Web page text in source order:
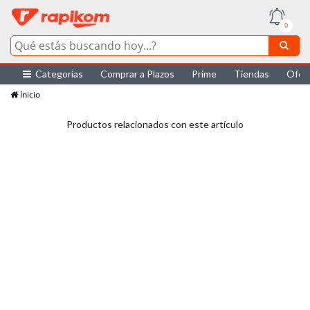
0
Categorías Comprar a Plazos Prime Tiendas
Inicio
Productos relacionados con este artículo